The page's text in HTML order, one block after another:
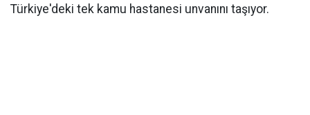
Türkiye'deki tek kamu hastanesi unvanını taşıyor.